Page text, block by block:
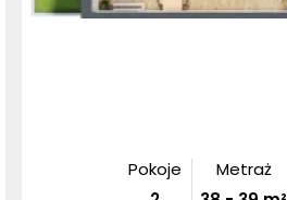
Pokoje
Metraż